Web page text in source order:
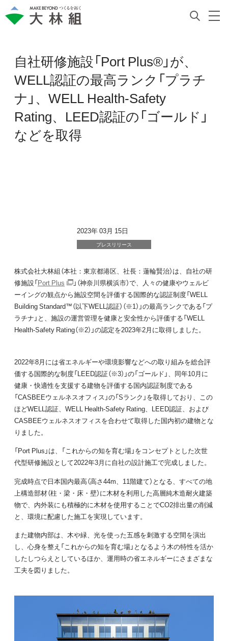
自社研修施設「Port Plus®」が、
WELL認証の最高ランク「プラチ
ナ」、WELL Health-Safety
Rating、LEED認証の「ゴールド」
などを取得
2023年 03月 15日
プレスリリース
株式会社大林組（本社：東京都港区、社長：蓮輪賢治）は、自社の研
修施設「Port Plus
」（神奈川県横浜市）で、人々の健康やウェルビ
ーイングの観点から施設空間を評価する国際的な認証制度「WELL
Building Standard™（以下WELL認証）（※1）」の最高ランクである「プ
ラチナ」と、施設の運営管理を健康と安全性から評価する「WELL
Health-Safety Rating（※2）」の認定を2023年2月に取得しました。
2022年8月には省エネルギーや環境影響などへの取り組みを総合評
価する国際的な制度「LEED認証（※3）」の「ゴールド」、同年10月に
健康・快適性を支援する建物を評価する国内認証制度である
「CASBEEウェルネスオフィス」の「Sランク」を取得しており、この
ほどWELL認証、WELL Health-Safety Rating、LEED認証、および
CASBEEウェルネスオフィスを合わせて取得した国内初の建物とな
りました。
「Port Plus」は、「これからの知を育む場」をコンセプトとした次世
代型研修施設として2022年3月に自社の設計施工で完成しました。
完成時点で日本国内最高（高さ44m、11階建て）となる、すべての地
上構造部材（柱・梁・床・壁）に木材を利用した高層純木造耐火建築
物で、内外装にも積極的に木材を使用することでCO2排出量の削減
と、環境に配慮した施工を実現しています。
また建物内部は、木や緑、光を使った五感を刺激する空間を演出
し、心身を整え「これからの知を育む場」となるよう木の特性を活か
したしつらえとしているほか、運用時の省エネルギーにさまざまな
工夫を図りました。